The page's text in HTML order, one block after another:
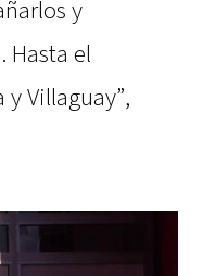
y
Hasta el
Villaguay”,